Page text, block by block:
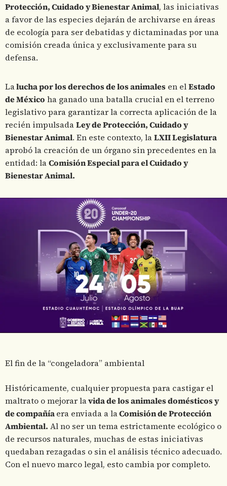
Protección, Cuidado y Bienestar Animal, las iniciativas
a favor de las especies dejarán de archivarse en áreas
de ecología para ser debatidas y dictaminadas por una
comisión creada única y exclusivamente para su
defensa.
Lalucha por los derechos de los animales en elEstado
de México ha ganado una batalla crucial en el terreno
legislativo para garantizar la correcta aplicación de la
recién impulsadaLey de Protección, Cuidado y
Bienestar Animal. En este contexto, laLXII Legislatura
aprobó la creación de un órgano sin precedentes en la
entidad: laComisión Especial para el Cuidado y
Bienestar Animal.
El fin de la “congeladora” ambiental
Históricamente, cualquier propuesta para castigar el
maltrato o mejorar lavida de los animales domésticos y
de compañíaera enviada a laComisión de Protección
Ambiental. Al no ser un tema estrictamente ecológico o
de recursos naturales, muchas de estas iniciativas
quedaban rezagadas o sin el análisis técnico adecuado.
Con el nuevo marco legal, esto cambia por completo.